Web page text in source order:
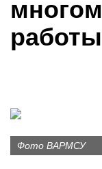
Фото ВАРМСУ